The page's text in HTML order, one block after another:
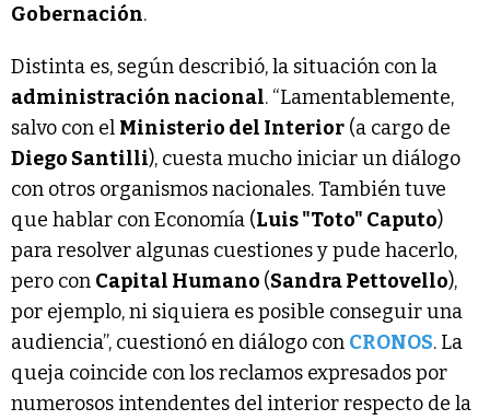
Gobernación.
Distinta es, según describió, la situación con la
administración nacional. “Lamentablemente,
salvo con el Ministerio del Interior (a cargo de
Diego Santilli), cuesta mucho iniciar un diálogo
con otros organismos nacionales. También tuve
que hablar con Economía (Luis "Toto" Caputo)
para resolver algunas cuestiones y pude hacerlo,
pero con Capital Humano (Sandra Pettovello),
por ejemplo, ni siquiera es posible conseguir una
audiencia”, cuestionó en diálogo con CRONOS. La
queja coincide con los reclamos expresados por
numerosos intendentes del interior respecto de la